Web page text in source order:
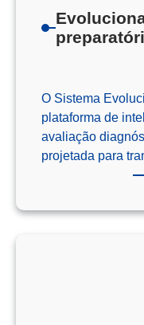
O Sistema
plataforma de
avaliação
projetada para